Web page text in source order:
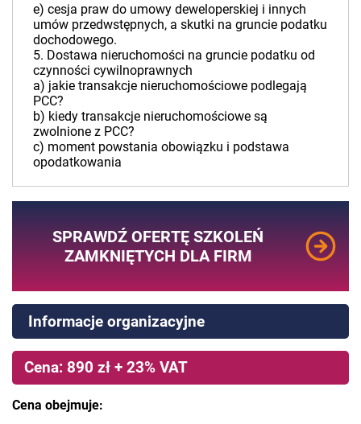
e) cesja praw do umowy deweloperskiej i innych
umów przedwstępnych, a skutki na gruncie podatku
dochodowego.
5. Dostawa nieruchomości na gruncie podatku od
czynności cywilnoprawnych
a) jakie transakcje nieruchomościowe podlegają
PCC?
b) kiedy transakcje nieruchomościowe są
zwolnione z PCC?
c) moment powstania obowiązku i podstawa
opodatkowania
SPRAWDŹ OFERTĘ SZKOLEŃ
ZAMKNIĘTYCH DLA FIRM
Informacje organizacyjne
Cena: 890 zł + 23% VAT
Cena obejmuje: